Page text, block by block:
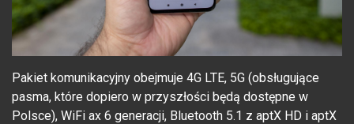
Pakiet komunikacyjny obejmuje 4G LTE, 5G (obsługujące
pasma, które dopiero w przyszłości będą dostępne w
Polsce), WiFi ax 6 generacji, Bluetooth 5.1 z aptX HD i aptX